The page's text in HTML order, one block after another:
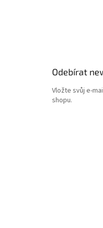
Odebírat
Vložte svůj e-
shopu.